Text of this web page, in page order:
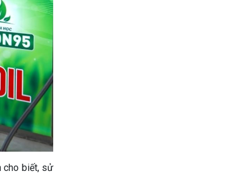
cho biết, sử